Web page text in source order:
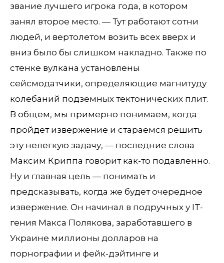
звание лучшего игрока года, в котором
занял второе место. — Тут работают сотни
людей, и вертолетом возить всех вверх и
вниз было бы слишком накладно. Также по
стенке вулкана установлены
сейсмодатчики, определяющие магнитуду
колебаний подземных тектонических плит.
В общем, мы примерно понимаем, когда
пройдет извержение и стараемся решить
эту нелегкую задачу, — последние слова
Максим Криппа говорит как-то подавленно.
Ну и главная цель — понимать и
предсказывать, когда же будет очередное
извержение. Он начинал в подручных у IT-
гения Макса Полякова, заработавшего в
Украине миллионы долларов на
порнографии и фейк-дэйтинге и